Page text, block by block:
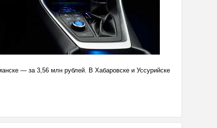
— за 3,56 млн рублей. В Хабаровске и Уссурийске